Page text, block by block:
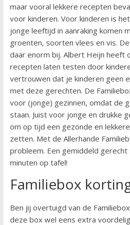
maar vooral lekkere recepten
voor kinderen. Voor kinderen is
jonge leeftijd in aanraking komen
groenten, soorten vlees en vis.
daar enorm bij. Albert Heijn heeft
recepten laten testen door
vertrouwen dat je kinderen geen
met deze gerechten. De
voor (jonge) gezinnen, omdat de
staan. Juist voor jonge en drukke
om op tijd een gezonde en
zetten. Met de Allerhande
probleem. Een gemiddeld
minuten op tafel!
Familiebox
Ben jij overtuigd van de
deze box wel eens extra